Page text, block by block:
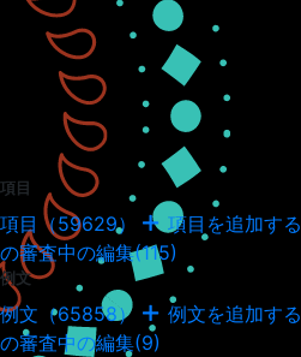
項目
項目（59629） 項目を追加する
の審査中の編集(115)
例文
例文（65858） 例文を追加する
の審査中の編集(9)